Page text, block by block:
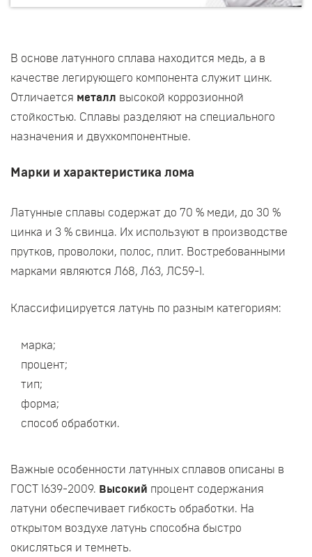
В основе латунного сплава находится медь, а в
качестве легирующего компонента служит цинк.
Отличается металл высокой коррозионной
стойкостью. Сплавы разделяют на специального
назначения и двухкомпонентные.
Марки и характеристика лома
Латунные сплавы содержат до 70 % меди, до 30 %
цинка и 3 % свинца. Их используют в производстве
прутков, проволоки, полос, плит. Востребованными
марками являются Л68, Л63, ЛС59-1.
Классифицируется латунь по разным категориям:
марка;
процент;
тип;
форма;
способ обработки.
Важные особенности латунных сплавов описаны в
ГОСТ 1639-2009. Высокий процент содержания
латуни обеспечивает гибкость обработки. На
открытом воздухе латунь способна быстро
окисляться и темнеть.